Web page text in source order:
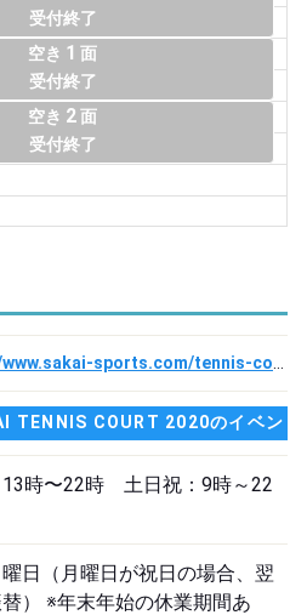
受付終了
空き 1 面
受付終了
空き 2面
受付終了
TENNIS COURT 2020のイベント
13時〜22時 土日祝：9時～22
日（月曜日が祝日の場合、翌
） ※年末年始の休業期間あ